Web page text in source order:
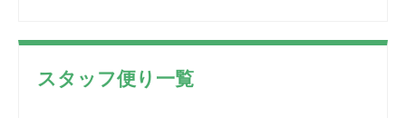
スタッフ便り一覧